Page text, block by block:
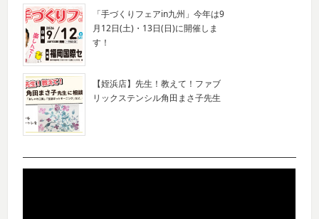
「手づくりフェアin九州」今年は9
月12日(土)・13日(日)に開催しま
す！
【姪浜店】先生！教えて！ファブ
リックステンシル角田まさ子先生